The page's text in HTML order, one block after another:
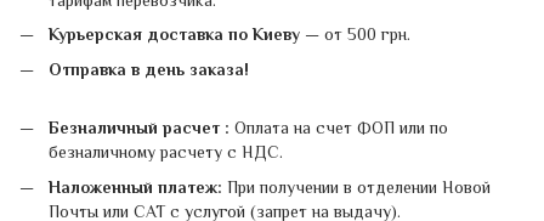
Курьерская доставка по Киеву — от 500 грн.
Отправка в день заказа!
Безналичный расчет : Оплата на счет ФОП или по
безналичному расчету с НДС.
Наложенный платеж: При получении в отделении Новой
Почты или САТ с услугой (запрет на выдачу).